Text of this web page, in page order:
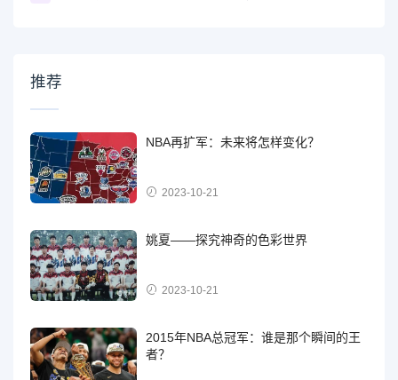
推荐
NBA再扩军：未来将怎样变化？
2023-10-21
姚夏——探究神奇的色彩世界
2023-10-21
2015年NBA总冠军：谁是那个瞬间的王
者？